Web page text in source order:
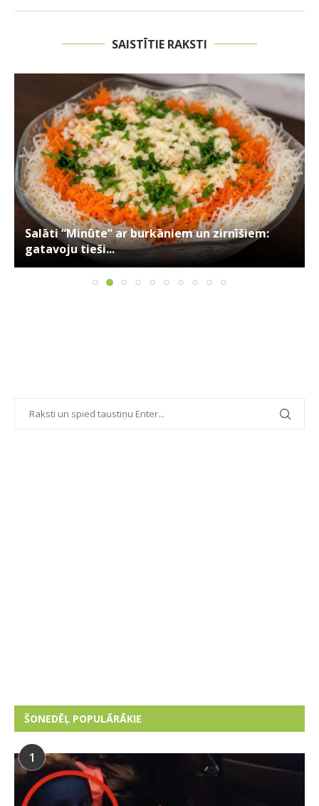
SAISTĪTIE RAKSTI
Salāti “Minūte” ar burkāniem un zirnīšiem:
gatavoju tieši...
ŠONEDĒĻ POPULĀRĀKIE
1